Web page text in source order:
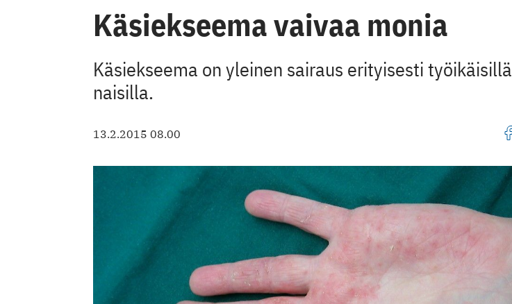
Käsiekseema vaivaa monia
Käsiekseema on yleinen sairaus erityisesti työikäisillä
naisilla.
13.2.2015 08.00